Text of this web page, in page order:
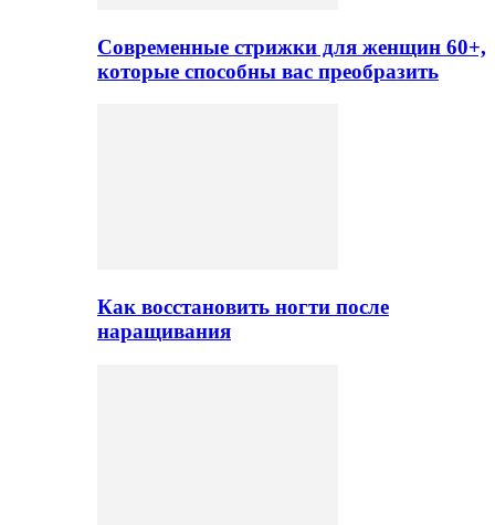
Современные стрижки для женщин 60+,
которые способны вас преобразить
Как восстановить ногти после
наращивания